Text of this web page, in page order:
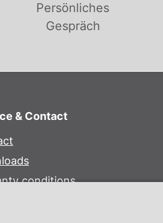
Persönliches
Gespräch
& Contact
conditions